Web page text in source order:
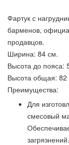
Фартук с
барменов,
продавцов.
Ширина: 84 см.
Высота до пояса:
Высота общая: 82
Преимущества:
Для
смесовый
загрязнений.